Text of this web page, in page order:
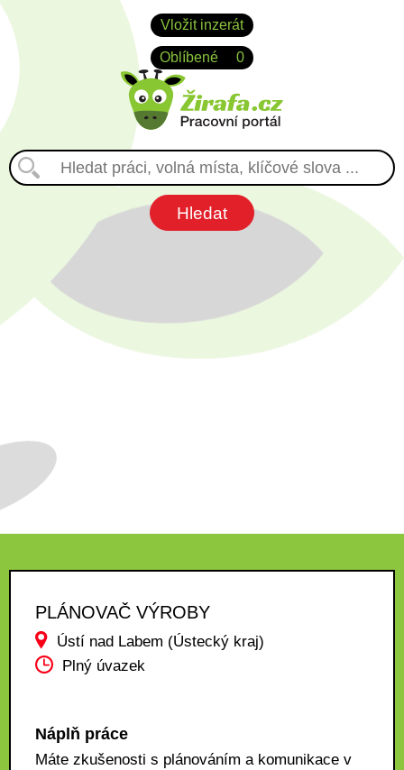
Vložit inzerát
Oblíbené 0
PLÁNOVAČ VÝROBY
Ústí nad Labem (Ústecký kraj)
Plný úvazek
Náplň práce
Máte zkušenosti s plánováním a komunikace v